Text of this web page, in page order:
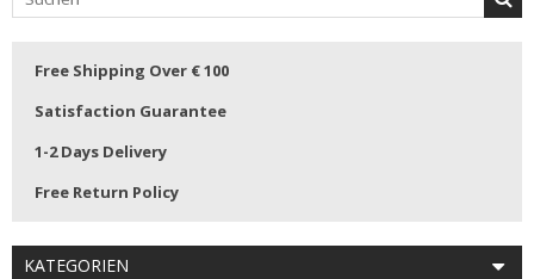
Free Shipping Over € 100
Satisfaction Guarantee
1-2 Days Delivery
Free Return Policy
KATEGORIEN